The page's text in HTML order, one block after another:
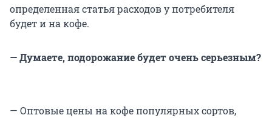
определенная статья расходов у потребителя
будет и на кофе.
— Думаете, подорожание будет очень серьезным?
— Оптовые цены на кофе популярных сортов,